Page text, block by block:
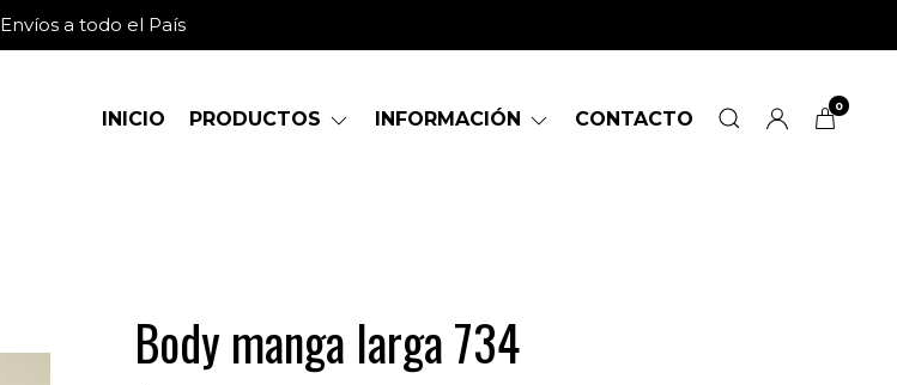
Envíos a todo el País
INICIO PRODUCTOS INFORMACIÓN CONTACTO
0
Body manga larga 734